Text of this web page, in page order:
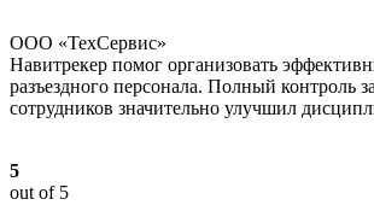
ООО «ТехСервис»
Навитрекер помог организовать
разъездного персонала. Полный контроль
сотрудников значительно улучшил
5
out of 5